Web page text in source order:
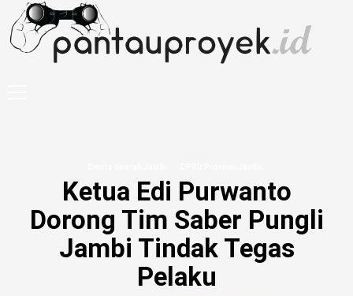
content
Ketua Edi Purwanto
Dorong Tim Saber Pungli
Jambi Tindak Tegas
Pelaku